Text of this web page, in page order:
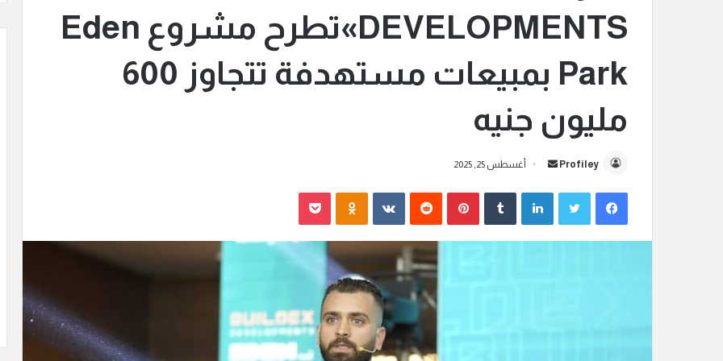
DEVELOPMENTS»تطرح مشروع Eden
Park بمبيعات مستهدفة تتجاوز 600
مليون جنيه
Profiley
س
ل
ب
أغسطس 25, 2025
فيسبوك لينكدإن بينتيريست ‏VKontakte